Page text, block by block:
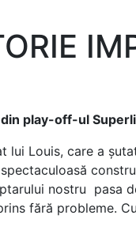
play-off-ul
lui Louis, care a
nostru pasa
fără probleme.